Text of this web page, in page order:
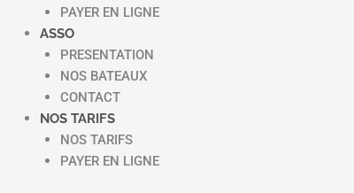
PAYER EN LIGNE
ASSO
PRESENTATION
NOS BATEAUX
CONTACT
NOS TARIFS
NOS TARIFS
PAYER EN LIGNE